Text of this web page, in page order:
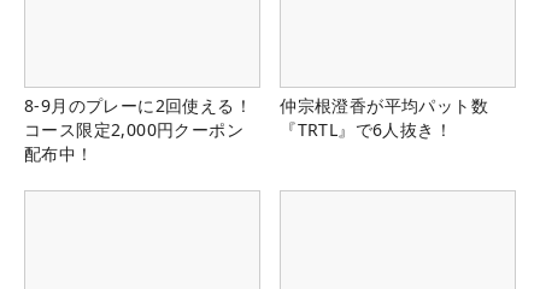
8-9月のプレーに2回使える！
コース限定2,000円クーポン
配布中！
仲宗根澄香が平均パット数
『TRTL』で6人抜き！